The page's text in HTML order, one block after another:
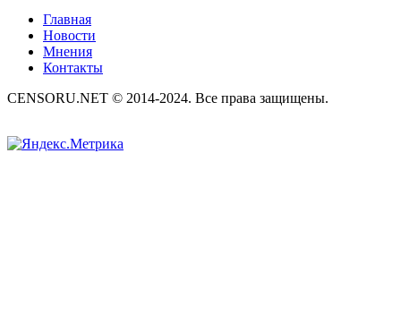
Главная
Новости
Мнения
Контакты
CENSORU.NET © 2014-2024. Все права защищены.